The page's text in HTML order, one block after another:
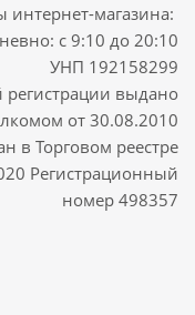
интернет-магазина:
с 9:10 до 20:10
УНП 192158299
регистрации выдано
от 30.08.2010
в Торговом реестре
Регистрационный
номер 498357